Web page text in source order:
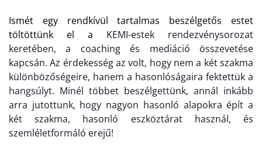
Ismét egy rendkívül tartalmas beszélgetős estet
töltöttünk el a
KEMI-estek rendezvénysorozat
keretében,a coaching és mediáció összevetése
kapcsán.Az érdekesség az volt, hogy nem a két szakma
különbözőségeire, hanem a hasonlóságaira fektettük a
hangsúlyt. Minél többet beszélgettünk, annál inkább
arra jutottunk, hogy nagyon hasonló alapokra épít a
két szakma, hasonló eszköztárat használ, és
szemléletformáló erejű!